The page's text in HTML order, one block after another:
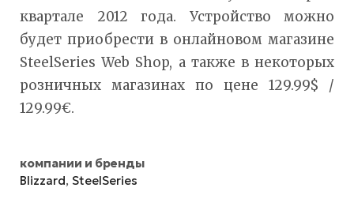
квартале 2012 года. Устройство можно
будет приобрести в онлайновом магазине
SteelSeries Web Shop, а также в некоторых
розничных магазинах по цене 129.99$ /
129.99€.
компании и бренды
Blizzard, SteelSeries